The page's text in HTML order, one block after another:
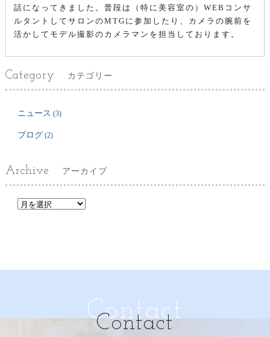
話になってきました。普段は（特に美容室の）WEBコンサ
ルタントしてサロンのMTGに参加したり、カメラの腕前を
活かしてモデル撮影のカメラマンを担当しております。
Category カテゴリー
ニュース (3)
ブログ (2)
Archive アーカイブ
Contact
Contact